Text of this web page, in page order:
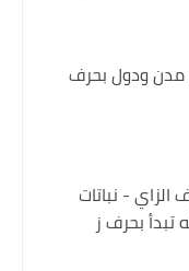
مدن ودول بحرف
الزاي - نباتات
تبدأ بحرف ز